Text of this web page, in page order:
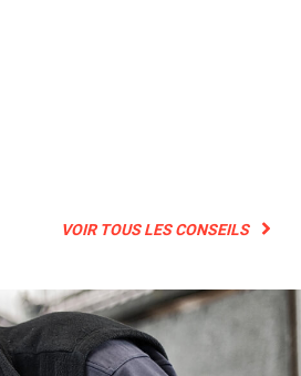
VOIR TOUS LES CONSEILS